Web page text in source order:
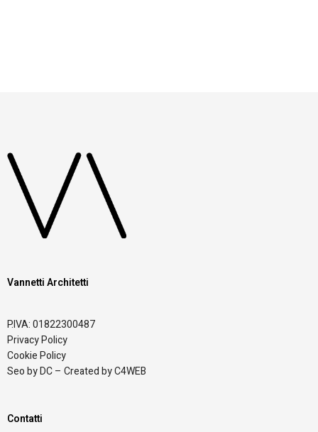
Vannetti Architetti
P.IVA: 01822300487
Privacy Policy
Cookie Policy
Seo by DC – Created by C4WEB
Contatti